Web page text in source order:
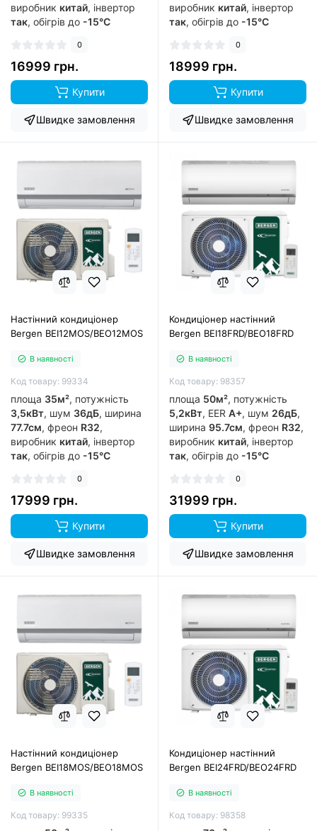
виробник китай, інвертор
так, обігрів до -15°C
0
16999 грн.
Купити
Швидке замовлення
виробник китай, інвертор
так, обігрів до -15°C
0
18999 грн.
Купити
Швидке замовлення
Настінний кондиціонер
Bergen BEI12MOS/BEO12MOS
В наявності
Код товару: 99334
площа 35м², потужність
3,5кВт, шум 36дБ, ширина
77.7см, фреон R32,
виробник китай, інвертор
так, обігрів до -15°C
0
17999 грн.
Купити
Швидке замовлення
Кондиціонер настінний
Bergen BEI18FRD/BEO18FRD
В наявності
Код товару: 98357
площа 50м², потужність
5,2кВт, EER A+, шум 26дБ,
ширина 95.7см, фреон R32,
виробник китай, інвертор
так, обігрів до -15°C
0
31999 грн.
Купити
Швидке замовлення
Настінний кондиціонер
Bergen BEI18MOS/BEO18MOS
В наявності
Код товару: 99335
Кондиціонер настінний
Bergen BEI24FRD/BEO24FRD
В наявності
Код товару: 98358